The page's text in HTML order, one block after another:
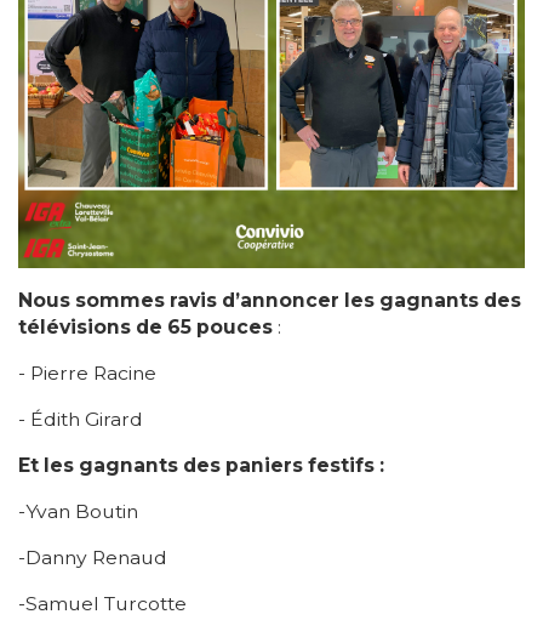
Nous sommes ravis d’annoncer les gagnants des
télévisions de 65 pouces :
- Pierre Racine
- Édith Girard
Et les gagnants des paniers festifs :
-Yvan Boutin
-Danny Renaud
-Samuel Turcotte